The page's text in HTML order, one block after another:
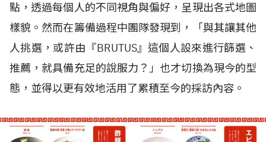
點，透過每個人的不同視角與偏好，呈現出各式地圖
樣貌。然而在籌備過程中團隊發現到，「與其讓其他
人挑選，或許由『BRUTUS』這個人設來進行篩選、
推薦，就具備充足的說服力？」也才切換為現今的型
態，並得以更有效地活用了累積至今的採訪內容。